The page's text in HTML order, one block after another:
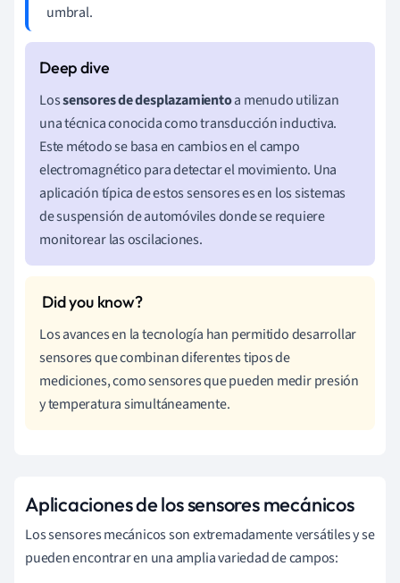
umbral.
Lossensores de desplazamientoa menudo utilizan
una técnica conocida como transducción inductiva.
Este método se basa en cambios en el campo
electromagnético para detectar el movimiento. Una
aplicación típica de estos sensores es en los sistemas
de suspensión de automóviles donde se requiere
monitorear las oscilaciones.
Los avances en la tecnología han permitido desarrollar
sensores que combinan diferentes tipos de
mediciones, como sensores que pueden medir presión
y temperatura simultáneamente.
Aplicaciones de los sensores mecánicos
Los sensores mecánicos son extremadamente versátiles y se
pueden encontrar en una amplia variedad de campos: